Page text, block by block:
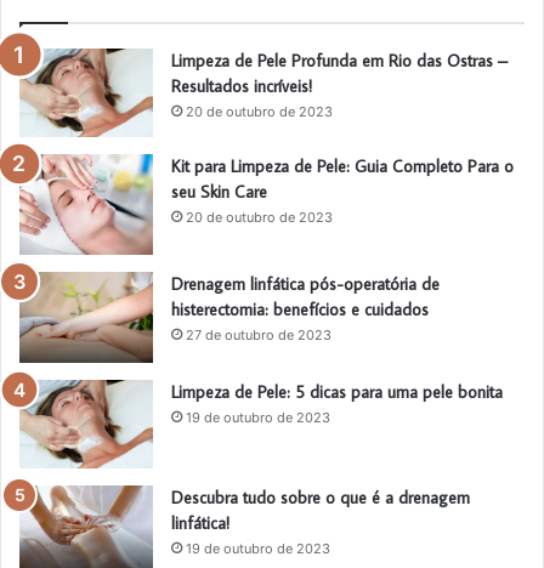
Limpeza de Pele Profunda em Rio das Ostras –
Resultados incríveis!
20 de outubro de 2023
Kit para Limpeza de Pele: Guia Completo Para o
seu Skin Care
20 de outubro de 2023
Drenagem linfática pós-operatória de
histerectomia: benefícios e cuidados
27 de outubro de 2023
Limpeza de Pele: 5 dicas para uma pele bonita
19 de outubro de 2023
Descubra tudo sobre o que é a drenagem
linfática!
19 de outubro de 2023